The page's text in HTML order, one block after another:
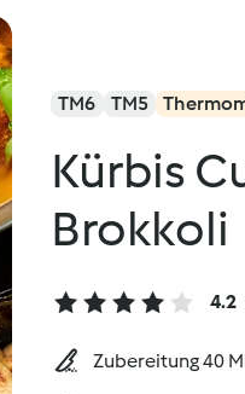
TM6 TM5
Kürbis
Brokkoli
4.2
Zubereitung 40